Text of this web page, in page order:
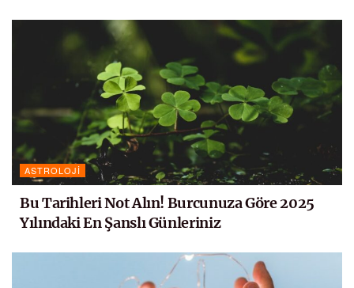
ASTROLOJI
Bu Tarihleri Not Alın! Burcunuza Göre 2025
Yılındaki En Şanslı Günleriniz